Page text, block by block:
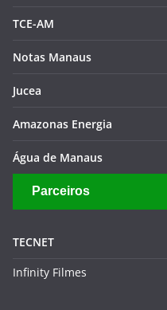
TCE-AM
Notas Manaus
Jucea
Amazonas Energia
Água de Manaus
Parceiros
TECNET
Infinity Filmes